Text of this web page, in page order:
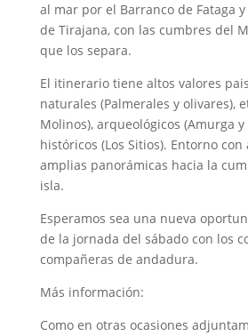
al mar por el Barranco de Fataga
de Tirajana, con las cumbres del
que los separa.
El itinerario tiene altos valores
naturales (Palmerales y olivares),
Molinos), arqueológicos (Amurga y
históricos (Los Sitios). Entorno con
amplias panorámicas hacia la
isla.
Esperamos sea una nueva
de la jornada del sábado con los
compañeras de andadura.
Más información:
Como en otras ocasiones